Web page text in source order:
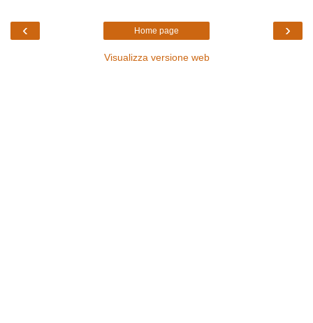
‹ ›
Home page
Visualizza versione web